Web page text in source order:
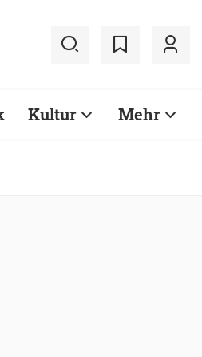
Kultur Mehr